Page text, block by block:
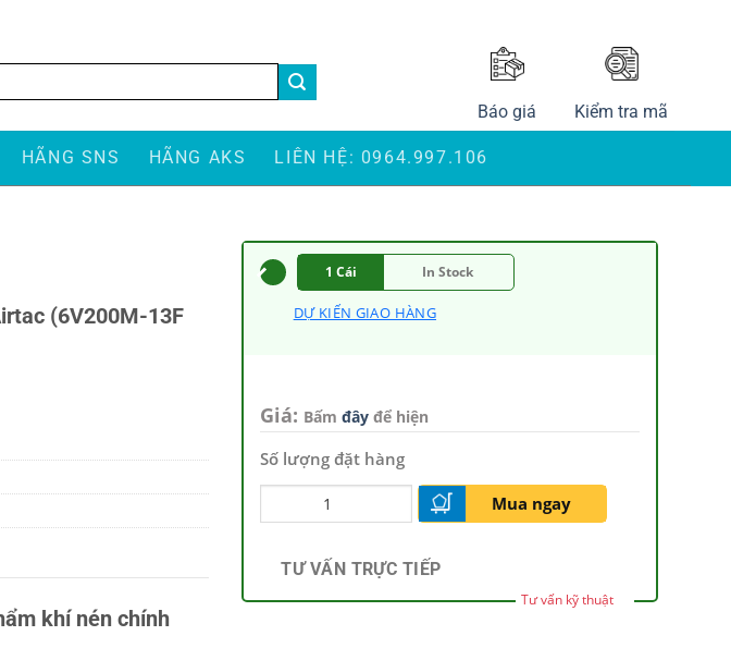
Báo giá Kiểm tra mã
HÃNG SNS HÃNG AKS LIÊN HỆ: 0964.997.106
(6V200M-13F
khí nén chính
1 Cái In Stock
DỰ KIẾN GIAO HÀNG
Giá: Bấm đâyđể hiện
Số lượng đặt hàng
Mua ngay
TƯ VẤN TRỰC TIẾP
Tư vấn kỹ thuật